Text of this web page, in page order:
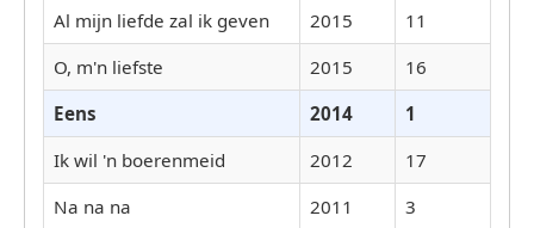
Al mijn liefde zal ik geven
2015
11
O, m'n liefste
2015
16
Eens
2014
1
Ik wil 'n boerenmeid
2012
17
Na na na
2011
3